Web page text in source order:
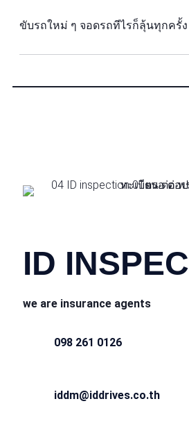
ขับรถใหม่ ๆ จอดรถทีไรก็ลุ้นทุกครั้ง
ID
we are insurance agents
098 261 0126
iddm@iddrives.co.th